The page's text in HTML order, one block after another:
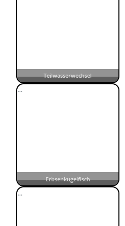
Teilwasserwechsel
Erbsenkugelfisch
…
…